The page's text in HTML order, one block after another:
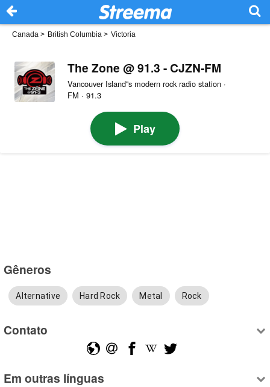
Canada > British Columbia > Victoria
The Zone @ 91.3 - CJZN-FM
Vancouver Island''s modern rock radio station ·
FM · 91.3
Play
Gêneros
Alternative Hard Rock Metal Rock
Contato
Em outras línguas